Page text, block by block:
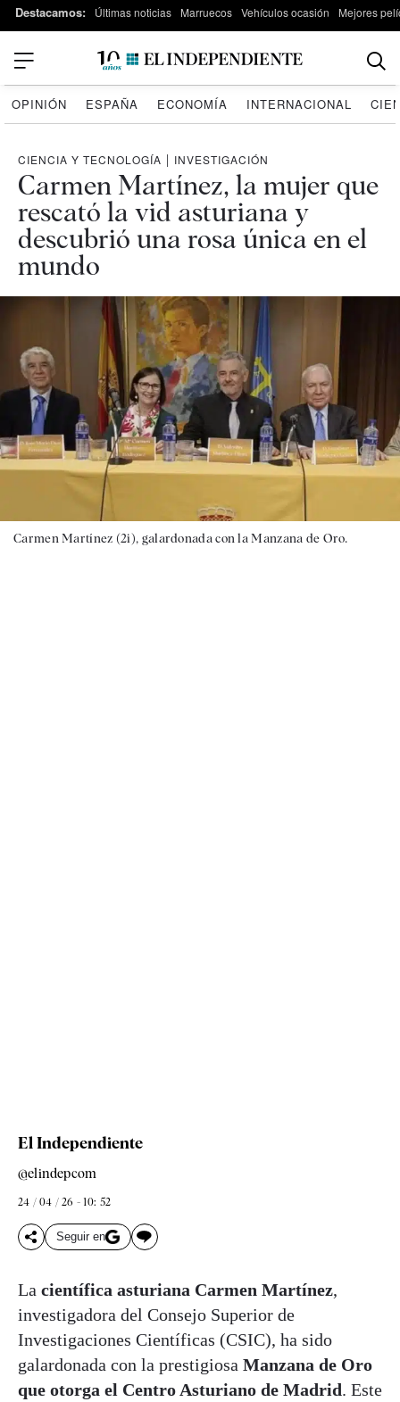
Destacamos: Últimas noticias Marruecos Vehículos ocasión Mejores
OPINIÓN ESPAÑA ECONOMÍA INTERNACIONAL
CIENCIA Y TECNOLOGÍA | INVESTIGACIÓN
Carmen Martínez, la mujer que
rescató la vid asturiana y
descubrió una rosa única en el
mundo
Carmen Martínez (2i), galardonada con la Manzana de Oro.
El Independiente
@elindepcom
24 / 04 / 26 - 10: 52
Seguir en
La científica asturiana Carmen Martínez,
investigadora del Consejo Superior de
Investigaciones Científicas (CSIC), ha sido
galardonada con la prestigiosa Manzana de Oro
que otorga el Centro Asturiano de Madrid. Este